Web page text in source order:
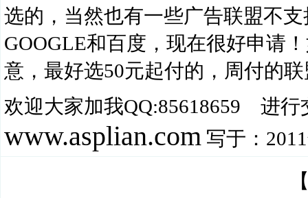
选的，当然也有一些广告联盟不
GOOGLE和百度，现在很好申请
意，最好选50元起付的，周付的
欢迎大家加我QQ:85618659 进行
www.asplian.com 写于：